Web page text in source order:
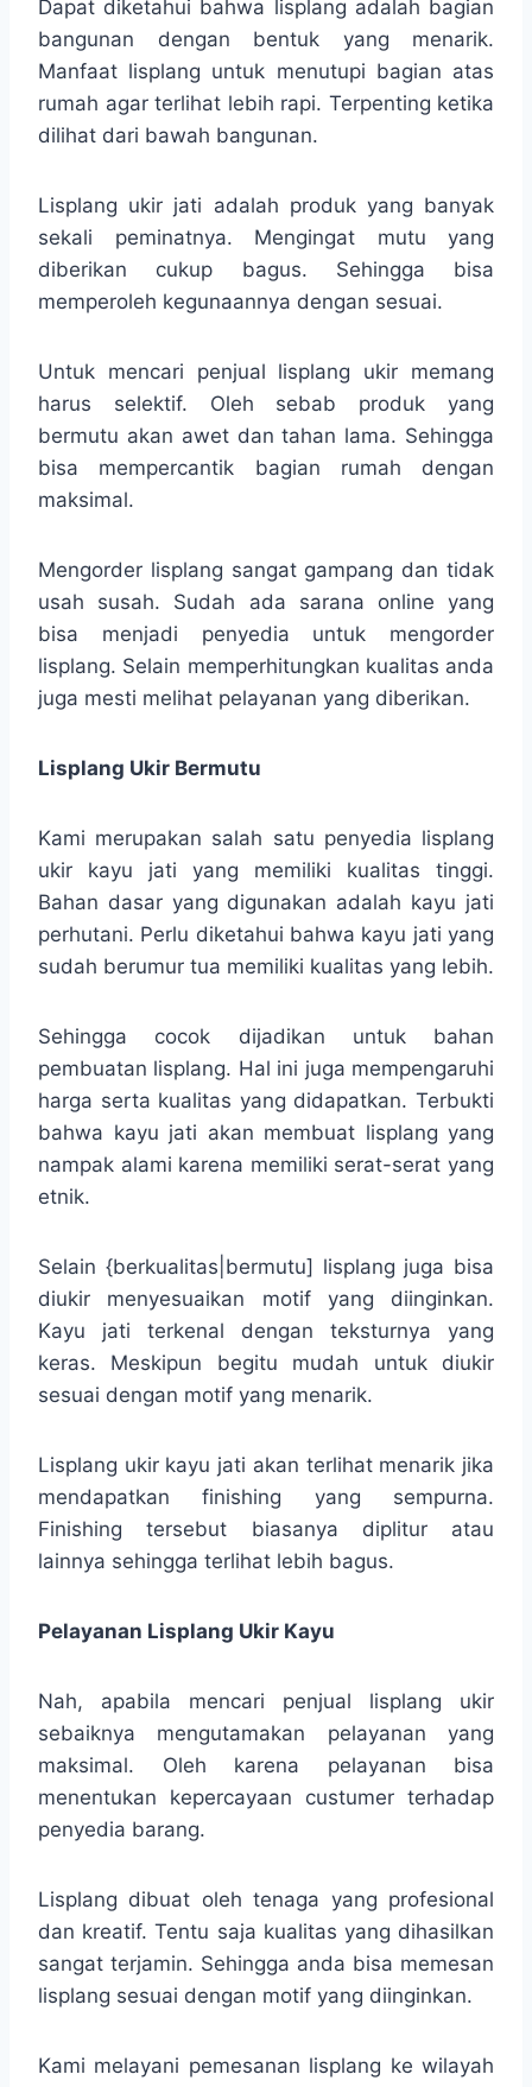
Dapat diketahui bahwa lisplang adalah bagian
bangunan dengan bentuk yang menarik.
Manfaat lisplang untuk menutupi bagian atas
rumah agar terlihat lebih rapi. Terpenting ketika
dilihat dari bawah bangunan.
Lisplang ukir jati adalah produk yang banyak
sekali peminatnya. Mengingat mutu yang
diberikan cukup bagus. Sehingga bisa
memperoleh kegunaannya dengan sesuai.
Untuk mencari penjual lisplang ukir memang
harus selektif. Oleh sebab produk yang
bermutu akan awet dan tahan lama. Sehingga
bisa mempercantik bagian rumah dengan
maksimal.
Mengorder lisplang sangat gampang dan tidak
usah susah. Sudah ada sarana online yang
bisa menjadi penyedia untuk mengorder
lisplang. Selain memperhitungkan kualitas anda
juga mesti melihat pelayanan yang diberikan.
Lisplang Ukir Bermutu
Kami merupakan salah satu penyedia lisplang
ukir kayu jati yang memiliki kualitas tinggi.
Bahan dasar yang digunakan adalah kayu jati
perhutani. Perlu diketahui bahwa kayu jati yang
sudah berumur tua memiliki kualitas yang lebih.
Sehingga cocok dijadikan untuk bahan
pembuatan lisplang. Hal ini juga mempengaruhi
harga serta kualitas yang didapatkan. Terbukti
bahwa kayu jati akan membuat lisplang yang
nampak alami karena memiliki serat-serat yang
etnik.
Selain {berkualitas|bermutu] lisplang juga bisa
diukir menyesuaikan motif yang diinginkan.
Kayu jati terkenal dengan teksturnya yang
keras. Meskipun begitu mudah untuk diukir
sesuai dengan motif yang menarik.
Lisplang ukir kayu jati akan terlihat menarik jika
mendapatkan finishing yang sempurna.
Finishing tersebut biasanya diplitur atau
lainnya sehingga terlihat lebih bagus.
Pelayanan Lisplang Ukir Kayu
Nah, apabila mencari penjual lisplang ukir
sebaiknya mengutamakan pelayanan yang
maksimal. Oleh karena pelayanan bisa
menentukan kepercayaan custumer terhadap
penyedia barang.
Lisplang dibuat oleh tenaga yang profesional
dan kreatif. Tentu saja kualitas yang dihasilkan
sangat terjamin. Sehingga anda bisa memesan
lisplang sesuai dengan motif yang diinginkan.
Kami melayani pemesanan lisplang ke wilayah